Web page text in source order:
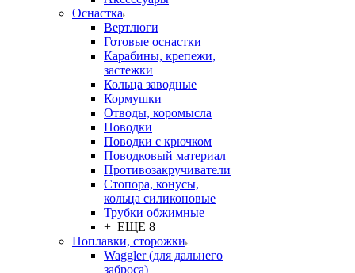
Оснастка
Вертлюги
Готовые оснастки
Карабины, крепежи,
застежки
Кольца заводные
Кормушки
Отводы, коромысла
Поводки
Поводки с крючком
Поводковый материал
Противозакручиватели
Стопора, конусы,
кольца силиконовые
Трубки обжимные
+ ЕЩЕ 8
Поплавки, сторожки
Waggler (для дальнего
заброса)